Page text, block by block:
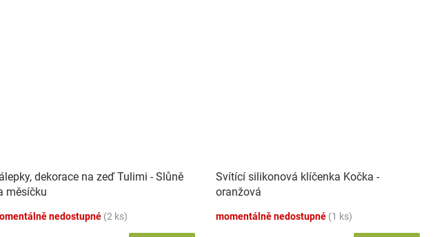
dekorace na zeď Tulimi - Slůně
měsíčku
nedostupné (2 ks)
Svítící silikonová klíčenka Kočka -
oranžová
momentálně nedostupné (1 ks)